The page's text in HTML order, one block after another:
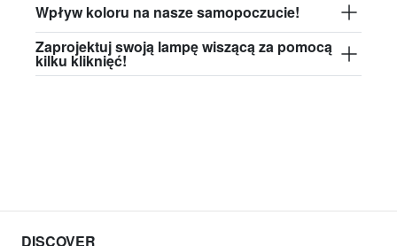
Wpływ koloru na nasze samopoczucie!
Zaprojektuj swoją lampę wiszącą za pomocą
kilku kliknięć!
DISCOVER